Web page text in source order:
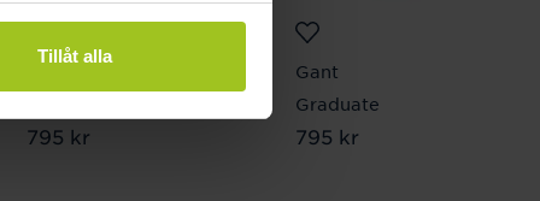
Tillåt alla
Pris :795 kr
795 kr
Gant
Graduate
Pris :795 kr
795 kr